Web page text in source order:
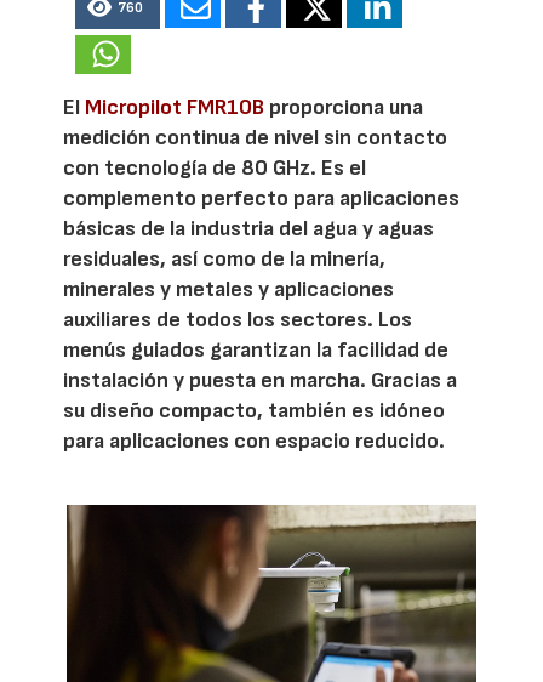
760
El Micropilot FMR10B proporciona una
medición continua de nivel sin contacto
con tecnología de 80 GHz. Es el
complemento perfecto para aplicaciones
básicas de la industria del agua y aguas
residuales, así como de la minería,
minerales y metales y aplicaciones
auxiliares de todos los sectores. Los
menús guiados garantizan la facilidad de
instalación y puesta en marcha. Gracias a
su diseño compacto, también es idóneo
para aplicaciones con espacio reducido.